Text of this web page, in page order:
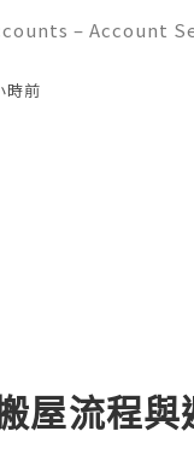
– Account
24/7
541-7768
時前
屋流程與